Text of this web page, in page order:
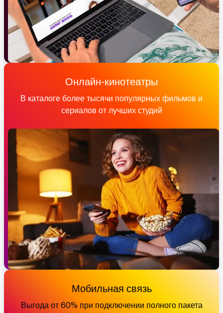
Онлайн-кинотеатры
В каталоге более тысячи популярных фильмов и
сериалов от лучших студий
Мобильная связь
Выгода от 60% при подключении полного пакета